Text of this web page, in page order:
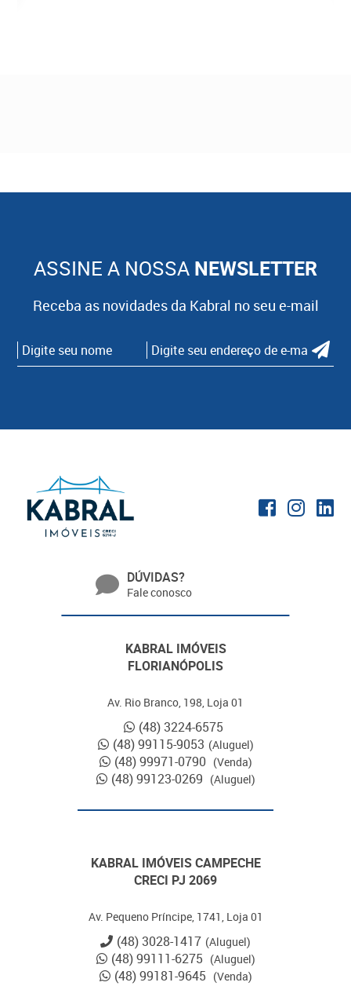
ASSINE A NOSSA NEWSLETTER
Receba as novidades da Kabral no seu e-mail
DÚVIDAS?
Fale conosco
KABRAL IMÓVEIS
FLORIANÓPOLIS
Av. Rio Branco, 198, Loja 01
(48) 3224-6575
(48) 99115-9053 (Aluguel)
(48) 99971-0790 (Venda)
(48) 99123-0269 (Aluguel)
KABRAL IMÓVEIS CAMPECHE
CRECI PJ 2069
Av. Pequeno Príncipe, 1741, Loja 01
(48) 3028-1417 (Aluguel)
(48) 99111-6275 (Aluguel)
(48) 99181-9645 (Venda)